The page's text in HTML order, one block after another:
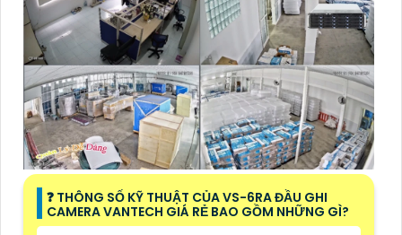
❓ THÔNG SỐ KỸ THUẬT CỦA VS-6RA ĐẦU GHI
CAMERA VANTECH GIÁ RẺ BAO GỒM NHỮNG GÌ?